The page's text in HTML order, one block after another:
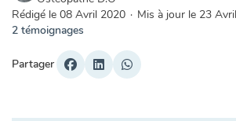
Rédigé le 08 Avril 2020 · Mis à jour le 23
2 témoignages
Partager